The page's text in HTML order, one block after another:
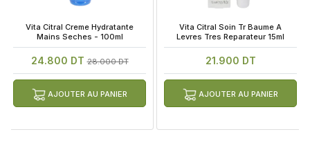
Vita Citral Creme Hydratante
Mains Seches - 100ml
24.800 DT28.000 DT
AJOUTER AU PANIER
Vita Citral Soin Tr Baume A
Levres Tres Reparateur 15ml
21.900 DT
AJOUTER AU PANIER